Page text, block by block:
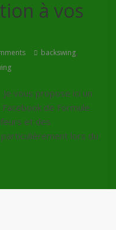
à vos
backswing,
Je vous propose ici un
de Formule
et des
lors du